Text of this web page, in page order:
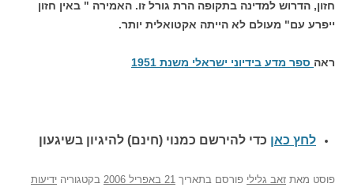
חזון, הדרוש למדינה בתקופה הרת גורל זו. האמירה " באין חזון
ייפרע עם" מעולם לא הייתה אקטואלית יותר.
ראה ספר מדע בידיוני ישראלי משנת 1951
לחץ כאן כדי להירשם כמנוי (חינם) להיגיון בשיגעון
פוסט מאת זאב גלילי פורסם בתאריך 21 באפריל 2006 בקטגוריה ידיעות